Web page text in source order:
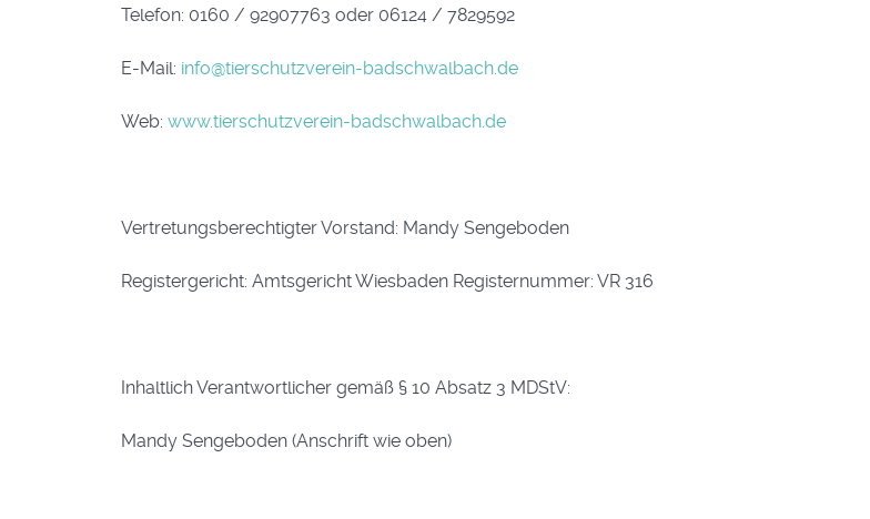
Telefon: 0160 / 92907763 oder 06124 / 7829592
E-Mail: info@tierschutzverein-badschwalbach.de
Web: www.tierschutzverein-badschwalbach.de
Vertretungsberechtigter Vorstand: Mandy Sengeboden
Registergericht: Amtsgericht Wiesbaden Registernummer: VR 316
Inhaltlich Verantwortlicher gemäß § 10 Absatz 3 MDStV:
Mandy Sengeboden (Anschrift wie oben)